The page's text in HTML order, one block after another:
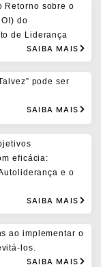
Retorno sobre o
do
de Liderança
SAIBA MAIS
pode ser
SAIBA MAIS
eficácia:
e o
SAIBA MAIS
ao implementar o
los.
SAIBA MAIS